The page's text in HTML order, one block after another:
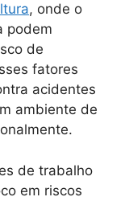
, onde o
podem
de
fatores
acidentes
ambiente de
de trabalho
em riscos